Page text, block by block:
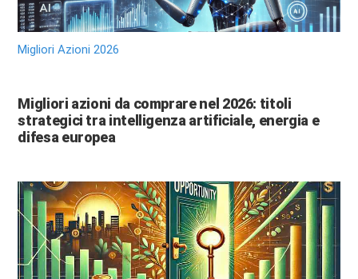
Migliori Azioni 2026
Migliori azioni da comprare nel 2026: titoli
strategici tra intelligenza artificiale, energia e
difesa europea